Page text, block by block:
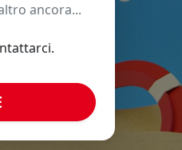
ancora...